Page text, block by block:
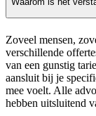
Zoveel mensen,
verschillende
van een gunstig
aansluit bij je
mee voelt. Alle
hebben uitsluitend